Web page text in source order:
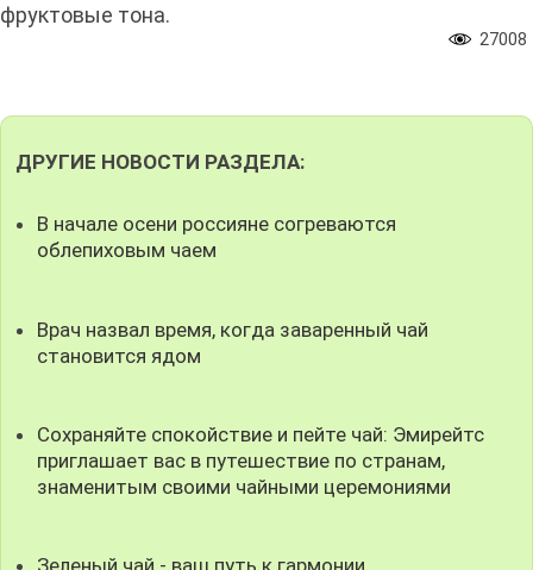
фруктовые тона.
27008
ДРУГИЕ НОВОСТИ РАЗДЕЛА:
В начале осени россияне согреваются
облепиховым чаем
Врач назвал время, когда заваренный чай
становится ядом
Сохраняйте спокойствие и пейте чай: Эмирейтс
приглашает вас в путешествие по странам,
знаменитым своими чайными церемониями
Зеленый чай - ваш путь к гармонии